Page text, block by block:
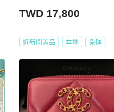
TWD 17,800
近新閒置品 本地 免運